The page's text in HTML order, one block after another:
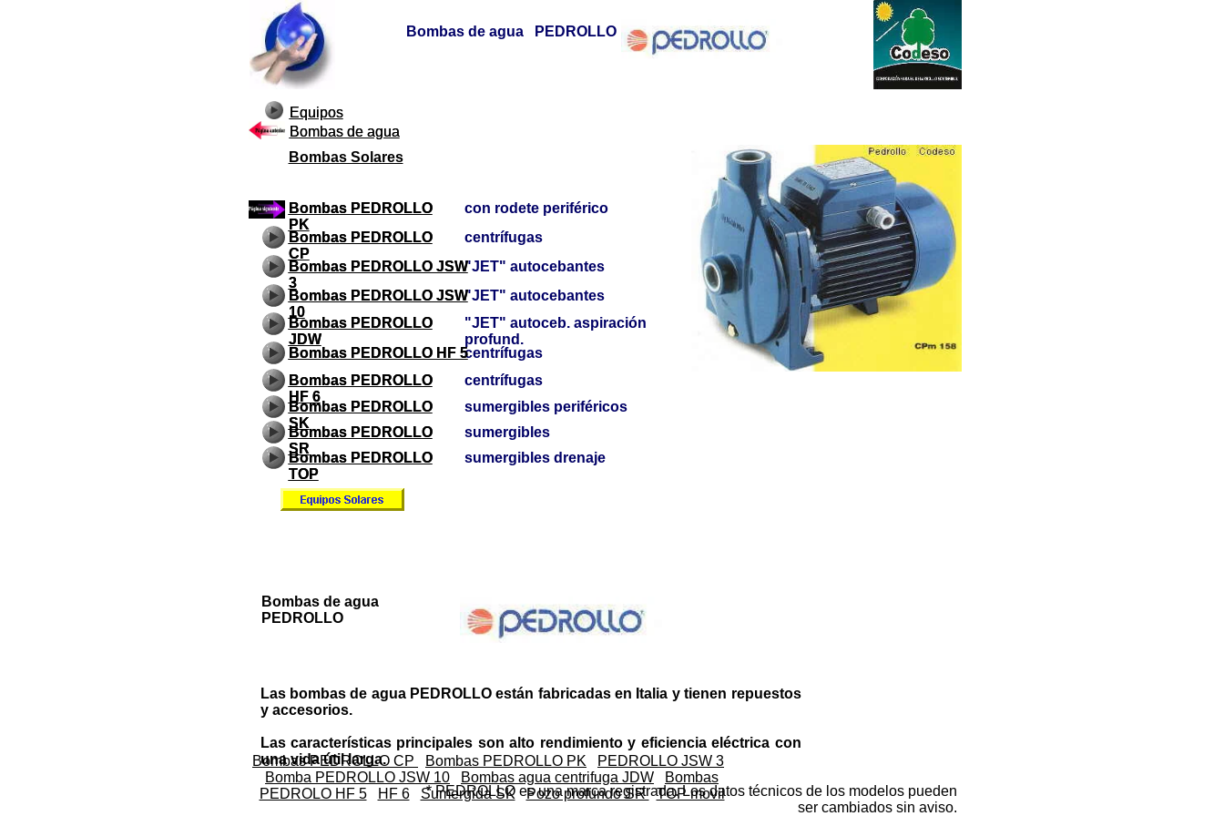
Bombas PEDROLLO CP Bombas PEDROLLO PK
PEDROLLO JSW 3
Bomba PEDROLLO JSW 10
Bombas agua centrifuga JDW
Bombas
PEDROLO HF 5
HF 6 Sumergida SK Pozo profundo SR TOP movil
Equipos
Bombas PEDROLLO JSW
10
Bombas PEDROLLO JSW
3
Bombas PEDROLLO
CP
Bombas PEDROLLO
PK
Bombas PEDROLLO
JDW
Bombas PEDROLLO HF 5
Bombas PEDROLLO
HF 6
Bombas PEDROLLO
SK
Las bombas de agua PEDROLLO están fabricadas en Italia y tienen repuestos
y accesorios.
Las características principales son alto rendimiento y eficiencia eléctrica con
una vida útil larga.
"JET" autocebantes
centrífugas
con rodete periférico
sumergibles periféricos
"JET" autocebantes
"JET" autoceb. aspiración
profund.
centrífugas
centrífugas
Bombas de agua
PEDROLLO
Bombas de agua
Bombas PEDROLLO
TOP
sumergibles drenaje
Bombas PEDROLLO
SR
sumergibles
Equipos
Bombas PEDROLLO JSW
10
Bombas PEDROLLO JSW
3
Bombas PEDROLLO
CP
Bombas PEDROLLO
PK
Bombas PEDROLLO
JDW
Bombas PEDROLLO HF 5
Bombas PEDROLLO
HF 6
Bombas PEDROLLO
SK
Bombas de agua
Bombas PEDROLLO
TOP
Bombas PEDROLLO
SR
* PEDROLLO es una marca registrada. Los datos técnicos de los modelos pueden
ser cambiados sin aviso.
Bombas Solares
Bombas de agua PEDROLLO